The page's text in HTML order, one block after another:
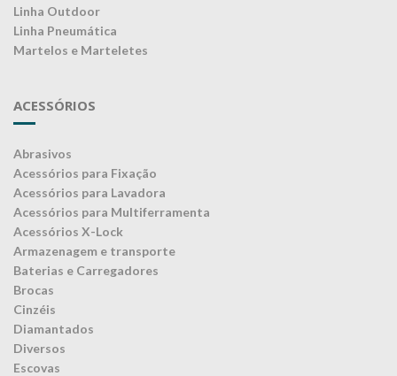
Linha Outdoor
Linha Pneumática
Martelos e Marteletes
ACESSÓRIOS
Abrasivos
Acessórios para Fixação
Acessórios para Lavadora
Acessórios para Multiferramenta
Acessórios X-Lock
Armazenagem e transporte
Baterias e Carregadores
Brocas
Cinzéis
Diamantados
Diversos
Escovas